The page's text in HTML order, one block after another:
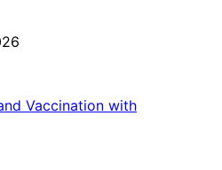
Vaccination with